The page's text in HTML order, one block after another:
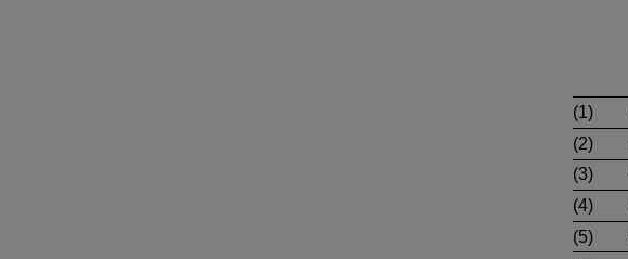
(1)
(2)
(3)
(4)
(5)